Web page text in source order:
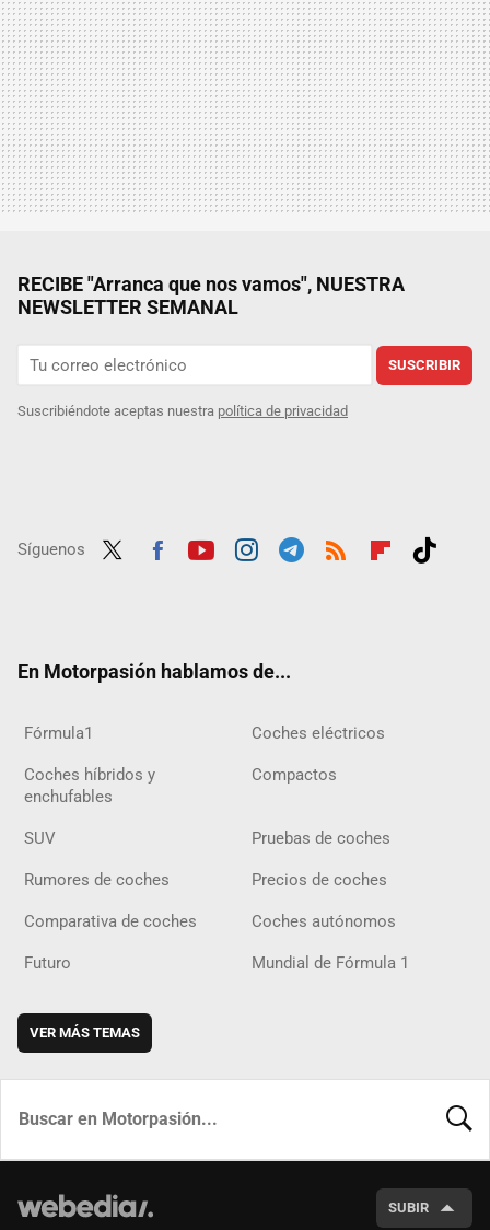
RECIBE "Arranca que nos vamos", NUESTRA
NEWSLETTER SEMANAL
SUSCRIBIR
Suscribiéndote aceptas nuestra política de privacidad
Síguenos
En Motorpasión hablamos de...
Fórmula1 Coches eléctricos
Coches híbridos y
enchufables
Compactos
SUV Pruebas de coches
Rumores de coches Precios de coches
Comparativa de coches Coches autónomos
Futuro Mundial de Fórmula 1
VER MÁS TEMAS
SUBIR